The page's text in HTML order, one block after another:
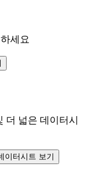
세요
더 넓은 데이터시
이터시트 보기